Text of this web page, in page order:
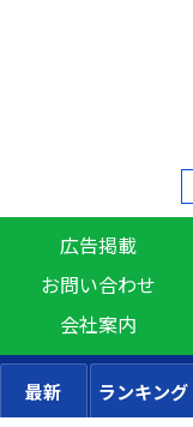
広告掲載
お問い合わせ
会社案内
最新 ランキング